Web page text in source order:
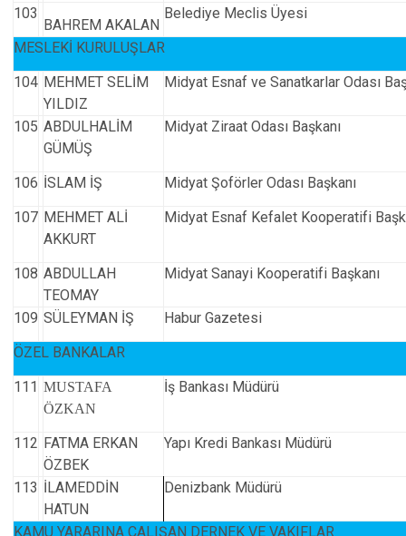
103
BAHREM AKALAN
Belediye Meclis Üyesi
MESLEKİ KURULUŞLAR
104 MEHMET SELİM
YILDIZ
Midyat Esnaf ve Sanatkarlar Odası
105 ABDULHALİM
GÜMÜŞ
Midyat Ziraat Odası Başkanı
106 İSLAM İŞ
Midyat Şoförler Odası Başkanı
107 MEHMET ALİ
AKKURT
Midyat Esnaf Kefalet Kooperatifi
108 ABDULLAH
TEOMAY
Midyat Sanayi Kooperatifi Başkanı
109 SÜLEYMAN İŞ
Habur Gazetesi
ÖZEL BANKALAR
111 MUSTAFA
ÖZKAN
İş Bankası Müdürü
112 FATMA ERKAN
ÖZBEK
Yapı Kredi Bankası Müdürü
113 İLAMEDDİN
HATUN
Denizbank Müdürü
KAMU YARARINA ÇALIŞAN DERNEK VE VAKIFLAR